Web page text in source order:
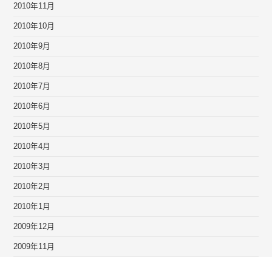
2010年11月
2010年10月
2010年9月
2010年8月
2010年7月
2010年6月
2010年5月
2010年4月
2010年3月
2010年2月
2010年1月
2009年12月
2009年11月